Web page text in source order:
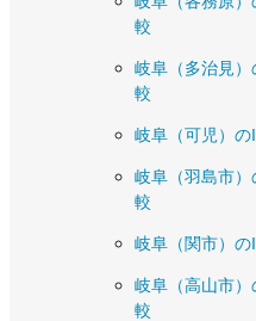
較
岐阜（多治見
較
岐阜（可児）
岐阜（羽島市
較
岐阜（関市）
岐阜（高山市
較